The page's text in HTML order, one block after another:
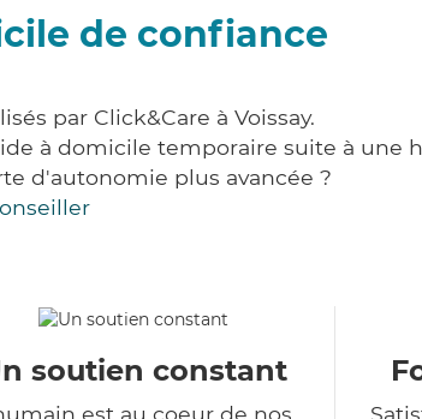
de confiance
par Click&Care à Voissay.
à domicile temporaire suite à une
d'autonomie plus avancée ?
soutien constant